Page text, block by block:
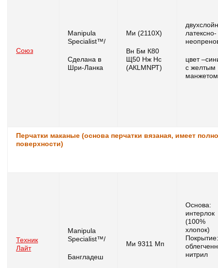
Союз
Manipula
Specialist™/
Сделана в
Шри-Ланка
Ми (2110Х)
Вн Бм К80
Щ50 Нж Нс
(АКLМNРТ)
латексно-
цвет
с желтым
манжетом
Перчатки маканые (основа перчатки вязаная, имеет
поверхности)
Техник
Лайт
Manipula
Specialist™/
Бангладеш
Ми 9311 Мп
Основа:
интерлок
(100%
хлопок)
Покрытие:
нитрил